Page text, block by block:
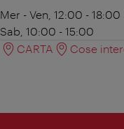
Mer - Ven, 12:00 - 18:00
Sab, 10:00 - 15:00
CARTA
Cose